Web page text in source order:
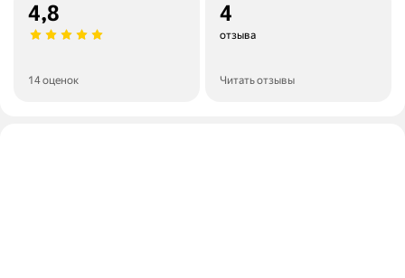
4,8
14 оценок
4
отзыва
Читать отзывы